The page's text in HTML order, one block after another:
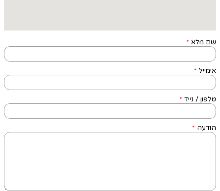
שם מלא *
אימייל *
טלפון / נייד *
הודעה *